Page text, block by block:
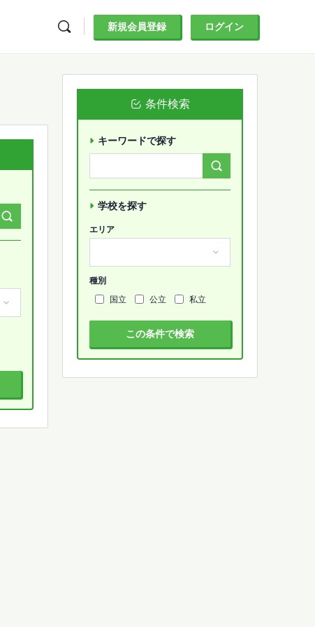
新規会員登録 ログイン
条件検索
キーワードで探す
学校を探す
エリア
種別
国立
公立 私立
この条件で検索